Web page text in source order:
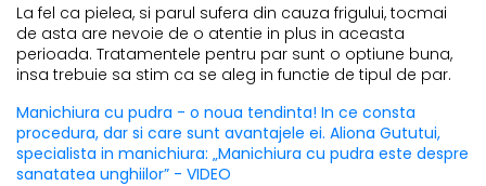
La fel ca pielea, si parul sufera din cauza frigului, tocmai
de asta are nevoie de o atentie in plus in aceasta
perioada. Tratamentele pentru par sunt o optiune buna,
insa trebuie sa stim ca se aleg in functie de tipul de par.
Manichiura cu pudra - o noua tendinta! In ce consta
procedura, dar si care sunt avantajele ei. Aliona Gututui,
specialista in manichiura: „Manichiura cu pudra este despre
sanatatea unghiilor” - VIDEO